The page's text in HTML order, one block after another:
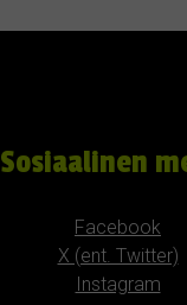
Sosiaalinen
Facebook
X (ent. Twitter)
Instagram